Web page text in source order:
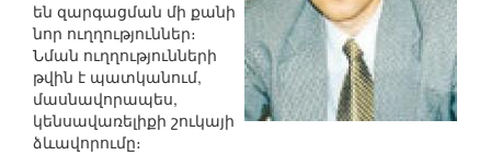
են զարգացման մի քանի
նոր ուղղություններ։
Նման ուղղությունների
թվին է պատկանում,
մասնավորապես,
կենսավառելիքի շուկայի
ձևավորումը։